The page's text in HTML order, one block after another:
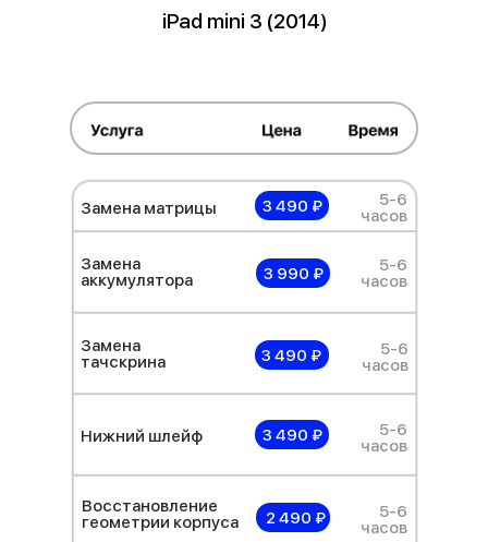
iPad mini 3 (2014)
Замена матрицы 3 490 ₽
5-6
часов
Восстановление
геометрии корпуса
Замена
аккумулятора
3 990 ₽
5-6
часов
Замена
тачскрина
3 490 ₽
5-6
часов
Нижний шлейф 3 490 ₽
5-6
часов
2 490 ₽
5-6
часов